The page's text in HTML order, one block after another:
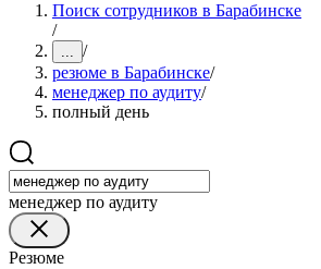
Поиск сотрудников в Барабинске
/
... /
резюме в Барабинске/
менеджер по аудиту/
полный день
менеджер по аудиту
Резюме